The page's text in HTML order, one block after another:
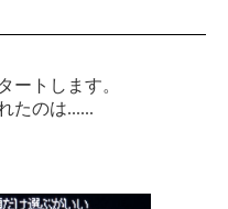
ートします。
たのは......